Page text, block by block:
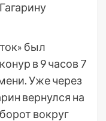
был
в 9 часов 7
Уже через
вернулся на
вокруг